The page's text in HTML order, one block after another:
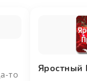
то
Яростный